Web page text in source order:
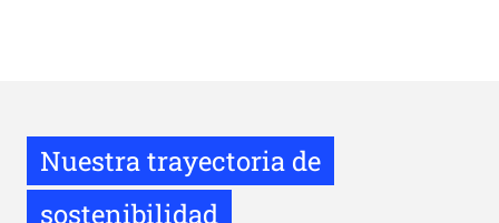
Nuestra trayectoria de
sostenibilidad